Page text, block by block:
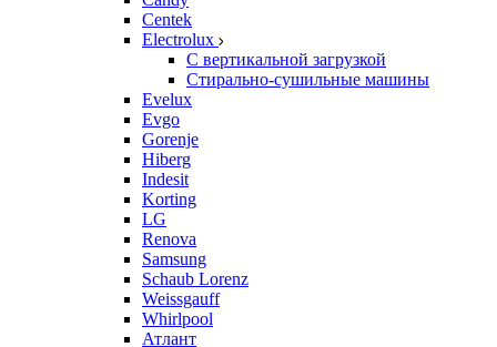
Centek
Electrolux
С вертикальной загрузкой
Стирально-сушильные машины
Evelux
Evgo
Gorenje
Hiberg
Indesit
Korting
LG
Renova
Samsung
Schaub Lorenz
Weissgauff
Whirlpool
Атлант